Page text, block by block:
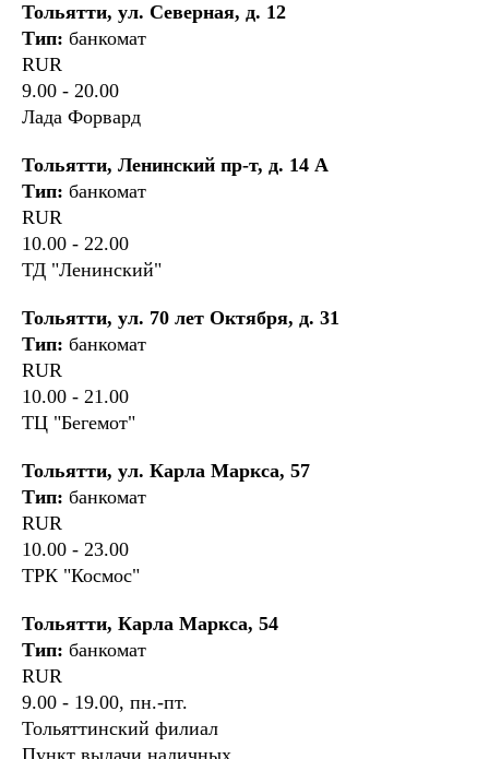
Тольятти, ул. Северная, д. 12
Тип: банкомат
RUR
9.00 - 20.00
Лада Форвард
Тольятти, Ленинский пр-т, д. 14 А
Тип: банкомат
RUR
10.00 - 22.00
ТД "Ленинский"
Тольятти, ул. 70 лет Октября, д. 31
Тип: банкомат
RUR
10.00 - 21.00
ТЦ "Бегемот"
Тольятти, ул. Карла Маркса, 57
Тип: банкомат
RUR
10.00 - 23.00
ТРК "Космос"
Тольятти, Карла Маркса, 54
Тип: банкомат
RUR
9.00 - 19.00, пн.-пт.
Тольяттинский филиал